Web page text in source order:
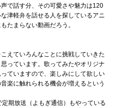
で話す分、その可愛さや魅力は120
津軽弁を話せる人を探しているアニ
たまらない動画だろう。
えていろんなことに挑戦していきた
っています。歌ってみたやオリジナ
ていますので、楽しみにして欲しい
楽に触れられる機会が増えるという
期放送（よもぎ通信）もやっている